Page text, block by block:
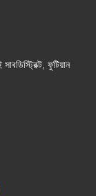
ফুটিয়ান